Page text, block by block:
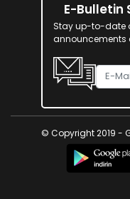
E-Bulletin
Stay up-to-date
announcements
© Copyright 2019 -